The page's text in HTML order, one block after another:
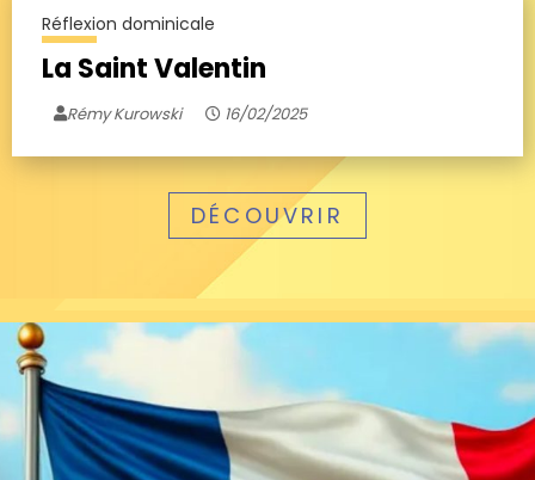
Réflexion dominicale
La Saint Valentin
Rémy Kurowski 16/02/2025
DÉCOUVRIR